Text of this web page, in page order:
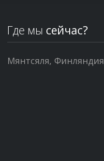
Где мы сейчас?
Мянтсяля, Финляндия